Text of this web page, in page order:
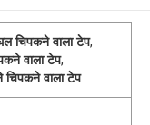
चिपकने वाला टेप,
वाला टेप,
चिपकने वाला टेप